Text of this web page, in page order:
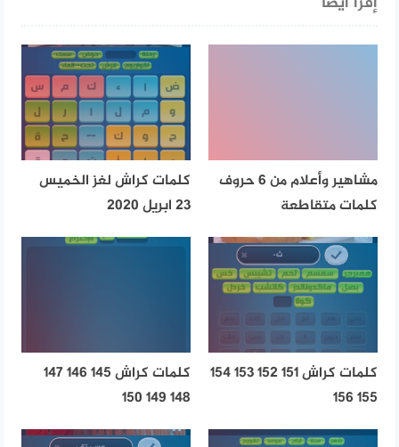
مشاهير وأعلام من 6 حروف
كلمات متقاطعة
كلمات كراش لغز الخميس
23 ابريل 2020
كلمات كراش 151 152 153 154
155 156
كلمات كراش 145 146 147
148 149 150